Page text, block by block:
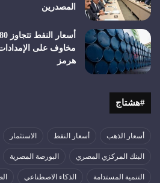
المصدرين
مخاوف على
هرمز
#هشتاج
أسعار الذهب أسعار النفط الاستثمار
البنك المركزي المصري البورصة المصرية
التنمية المستدامة الذكاء الاصطناعي